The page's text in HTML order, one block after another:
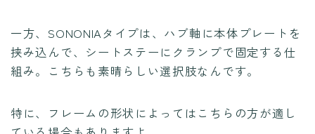
一方、SONONIAタイプは、ハブ軸に本体プレートを
挟み込んで、シートステーにクランプで固定する仕
組み。こちらも素晴らしい選択肢なんです。
特に、フレームの形状によってはこちらの方が適し